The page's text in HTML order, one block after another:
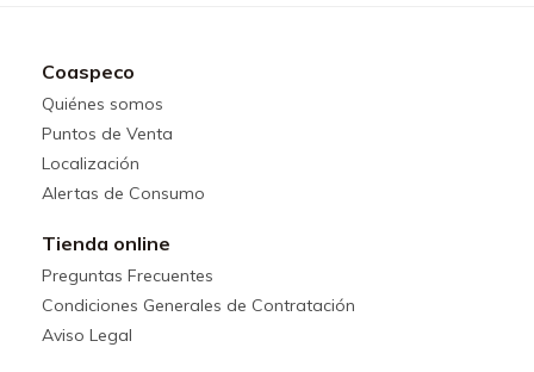
Coaspeco
Quiénes somos
Puntos de Venta
Localización
Alertas de Consumo
Tienda online
Preguntas Frecuentes
Condiciones Generales de Contratación
Aviso Legal